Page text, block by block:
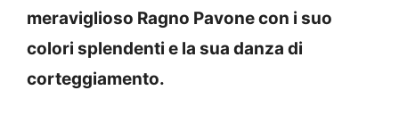
meraviglioso Ragno Pavone con i suo
colori splendenti e la sua danza di
corteggiamento.